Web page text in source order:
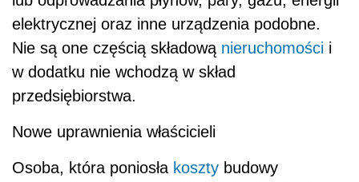
elektrycznej oraz inne urządzenia podobne.
Nie są one częścią składową nieruchomości i
w dodatku nie wchodzą w skład
przedsiębiorstwa.
Nowe uprawnienia właścicieli
Osoba, która poniosła koszty budowy